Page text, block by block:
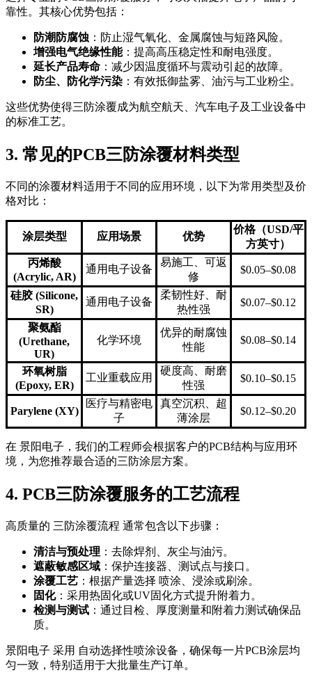
靠性。其核心优势包括：
防潮防腐蚀 ：防止湿气氧化、金属腐蚀与短路风险。
增强电气绝缘性能：提高高压稳定性和耐电强度。
延长产品寿命 ：减少因温度循环与震动引起的故障。
防尘、防化学污染 ：有效抵御盐雾、油污与工业粉尘。
这些优势使得三防涂覆成为航空航天、汽车电子及工业设备中
的标准工艺。
3. 常见的PCB三防涂覆材料类型
不同的涂覆材料适用于不同的应用环境，以下为常用类型及价
格对比：
涂层类型 应用场景 优势
价格（USD/平
方英寸）
丙烯酸
(Acrylic, AR)
通用电子设备
易施工、可返
修
$0.05–$0.08
硅胶 (Silicone,
SR)
通用电子设备
柔韧性好、耐
热性强
$0.07–$0.12
聚氨酯
(Urethane,
UR)
化学环境
优异的耐腐蚀
性能
$0.08–$0.14
环氧树脂
(Epoxy, ER)
工业重载应用
硬度高、耐磨
性强
$0.10–$0.15
Parylene (XY)
医疗与精密电
子
真空沉积、超
薄涂层
$0.12–$0.20
在 景阳电子，我们的工程师会根据客户的PCB结构与应用环
境，为您推荐最合适的三防涂层方案。
4. PCB三防涂覆服务的工艺流程
高质量的 三防涂覆流程 通常包含以下步骤：
清洁与预处理 ：去除焊剂、灰尘与油污。
遮蔽敏感区域 ：保护连接器、测试点与接口。
涂覆工艺 ：根据产量选择 喷涂、浸涂或刷涂。
固化：采用热固化或UV固化方式提升附着力。
检测与测试 ：通过目检、厚度测量和附着力测试确保品
质。
景阳电子 采用 自动选择性喷涂设备，确保每一片PCB涂层均
匀一致，特别适用于大批量生产订单。